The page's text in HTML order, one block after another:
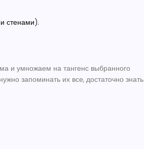
стенами).
и умножаем на тангенс выбранного
запоминать их все, достаточно знать